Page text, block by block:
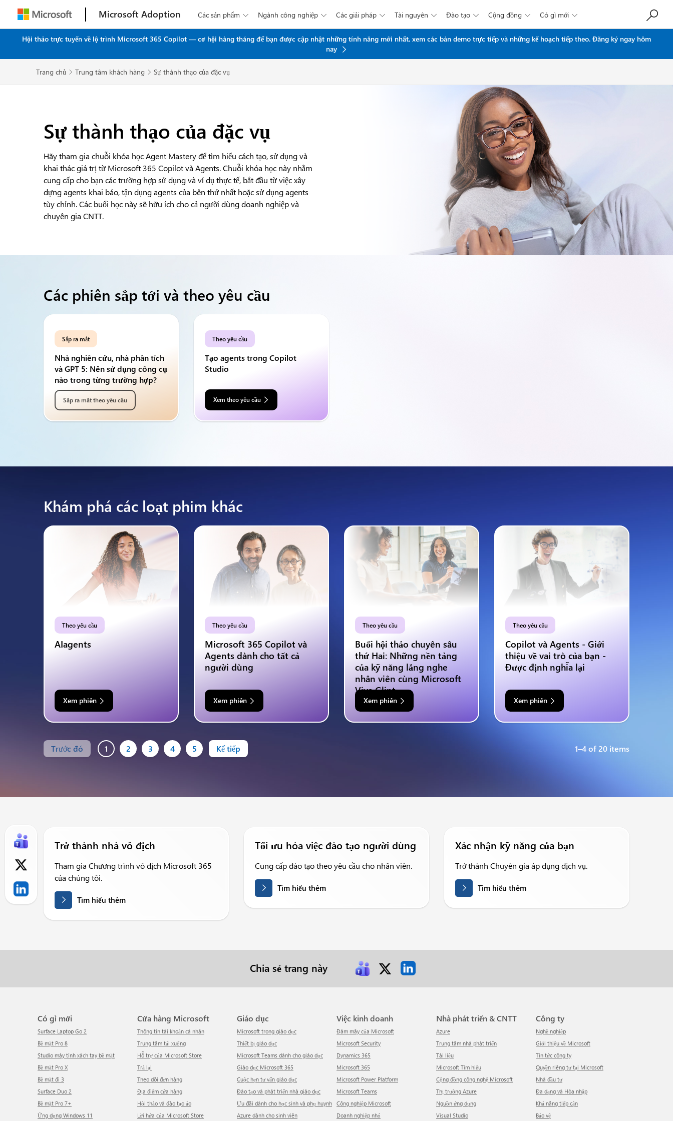
Chuyển đến nội dung chính
Microsoft Adoption Các sản phẩm  Ngành công nghiệp  Các giải pháp  Tài nguyên  Đào tạo  Cộng đồng  Có gì mới 
Hội thảo trực tuyến về lộ trình Microsoft 365 Copilot — cơ hội hàng tháng để bạn được cập nhật những tính năng mới nhất, xem các bản demo trực tiếp và những kế hoạch tiếp theo. Đăng ký ngay hôm
nay
Trang chủ  Trung tâm khách hàng  Sự thành thạo của đặc vụ
Sự thành thạo của đặc vụ
Hãy tham gia chuỗi khóa học Agent Mastery để tìm hiểu cách tạo, sử dụng và
khai thác giá trị từ Microsoft 365 Copilot và Agents. Chuỗi khóa học này nhằm
cung cấp cho bạn các trường hợp sử dụng và ví dụ thực tế, bắt đầu từ việc xây
dựng agents khai báo, tận dụng agents của bên thứ nhất hoặc sử dụng agents
tùy chỉnh. Các buổi học này sẽ hữu ích cho cả người dùng doanh nghiệp và
chuyên gia CNTT.
Các phiên sắp tới và theo yêu cầu
Sắp ra mắt
Nhà nghiên cứu, nhà phân tích
và GPT 5: Nên sử dụng công cụ
nào trong từng trường hợp?
Sắp ra mắt theo yêu cầu
Theo yêu cầu
Tạo agents trong Copilot
Studio
Xem theo yêu cầu
Khám phá các loạt phim khác
Theo yêu cầu
AIagents
Xem phiên
Theo yêu cầu
Microsoft 365 Copilot và
Agents dành cho tất cả
người dùng
Xem phiên
Theo yêu cầu
Buổi hội thảo chuyên sâu
thứ Hai: Những nền tảng
của kỹ năng lắng nghe
nhân viên cùng Microsoft
Viva Glint
Xem phiên
Theo yêu cầu
Copilot và Agents - Giới
thiệu về vai trò của bạn -
Được định nghĩa lại
Xem phiên
Trước đó 1 2 3 4 5 Kế tiếp 1–4 of 20 items
Trở thành nhà vô địch
Tham gia Chương trình vô địch Microsoft 365
của chúng tôi.
Tìm hiểu thêm
Tối ưu hóa việc đào tạo người dùng
Cung cấp đào tạo theo yêu cầu cho nhân viên.
Tìm hiểu thêm
Xác nhận kỹ năng của bạn
Trở thành Chuyên gia áp dụng dịch vụ.
Tìm hiểu thêm
Chia sẻ trang này
Có gì mới
Surface Laptop Go 2
Bề mặt Pro 8
Studio máy tính xách tay bề mặt
Bề mặt Pro X
Bề mặt đi 3
Surface Duo 2
Bề mặt Pro 7+
Ứng dụng Windows 11
Cửa hàng Microsoft
Thông tin tài khoản cá nhân
Trung tâm tải xuống
Hỗ trợ của Microsoft Store
Trả lại
Theo dõi đơn hàng
Địa điểm cửa hàng
Hội thảo và đào tạo ảo
Lời hứa của Microsoft Store
Giáo dục
Microsoft trong giáo dục
Thiết bị giáo dục
Microsoft Teams dành cho giáo dục
Giáo dục Microsoft 365
Cuộc hẹn tư vấn giáo dục
Đào tạo và phát triển nhà giáo dục
Ưu đãi dành cho học sinh và phụ huynh
Azure dành cho sinh viên
Việc kinh doanh
Đám mây của Microsoft
Microsoft Security
Dynamics 365
Microsoft 365
Microsoft Power Platform
Microsoft Teams
Công nghiệp Microsoft
Doanh nghiệp nhỏ
Nhà phát triển & CNTT
Azure
Trung tâm nhà phát triển
Tài liệu
Microsoft Tìm hiểu
Cộng đồng công nghệ Microsoft
Thị trường Azure
Nguồn ứng dụng
Visual Studio
Công ty
Nghề nghiệp
Giới thiệu về Microsoft
tin tức công ty
Quyền riêng tư tại Microsoft
Nhà đầu tư
Đa dạng và Hòa nhập
Khả năng tiếp cận
Bảo vệ